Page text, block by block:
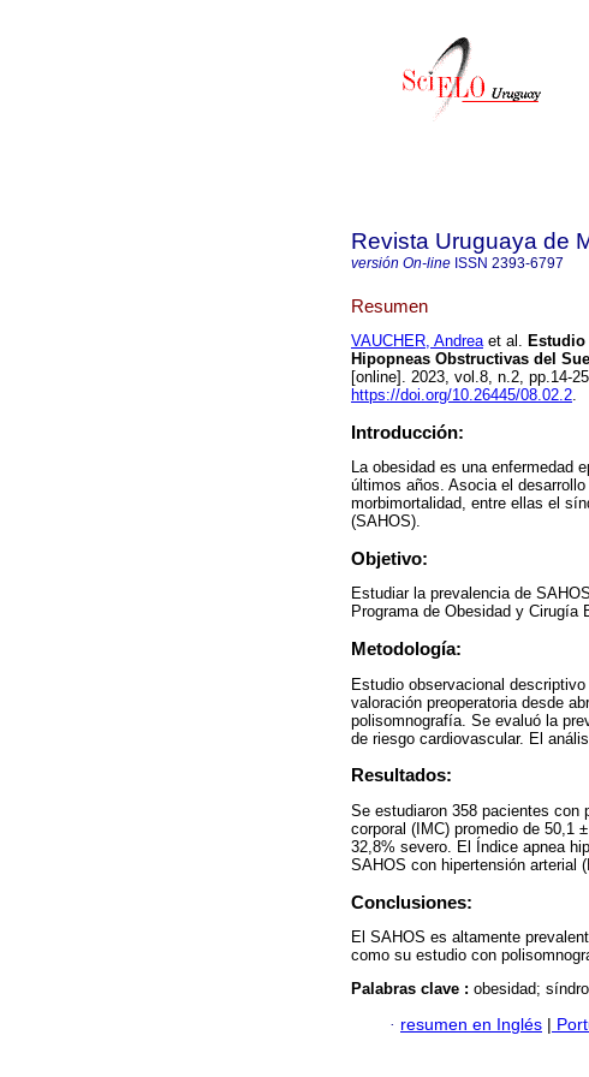
Revista Uruguaya de
versión On-line ISSN 2393-6797
Resumen
VAUCHER, Andreaet al.
Hipopneas Obstructivas del
[online]. 2023, vol.8, n.2, pp.14-
https://doi.org/10.26445/08.02.2.
Introducción:
La obesidad es una enfermedad
últimos años. Asocia el
morbimortalidad, entre ellas el
(SAHOS).
Objetivo:
Estudiar la prevalencia de
Programa de Obesidad y Cirugía
Metodología:
Estudio observacional
valoración preoperatoria desde
polisomnografía. Se evaluó la
de riesgo cardiovascular. El
Resultados:
Se estudiaron 358 pacientes con
corporal (IMC) promedio de 50,1
32,8% severo. El Índice apnea
SAHOS con hipertensión arterial
Conclusiones:
El SAHOS es altamente
como su estudio con
Palabras clave : obesidad;
· resumen en Inglés